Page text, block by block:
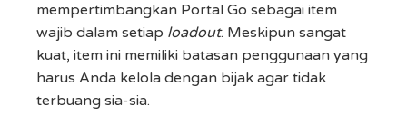
mempertimbangkan Portal Go sebagai item
wajib dalam setiap loadout. Meskipun sangat
kuat, item ini memiliki batasan penggunaan yang
harus Anda kelola dengan bijak agar tidak
terbuang sia-sia.